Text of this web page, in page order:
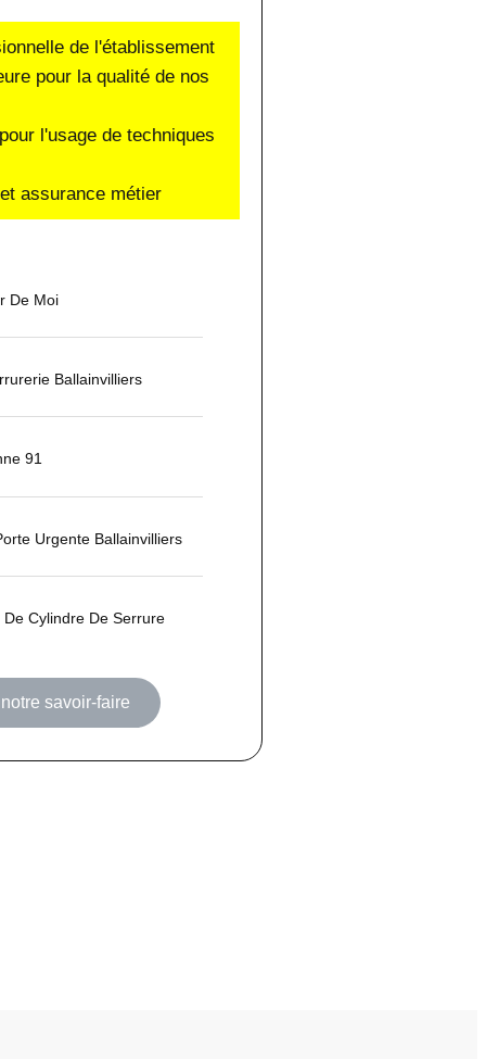
de l'établissement
pour la qualité de nos
l'usage de techniques
assurance métier
De Moi
Ballainvilliers
91
Urgente Ballainvilliers
Cylindre De Serrure
savoir-faire